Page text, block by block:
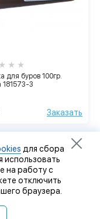
для буров 100гр.
181573-3
Заказать
для сбора
использовать
на работу с
отключить
браузера.